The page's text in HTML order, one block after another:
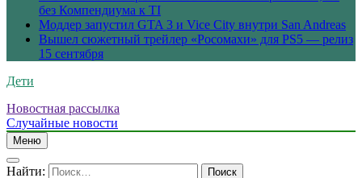
без Компендиума к TI
Моддер запустил GTA 3 и Vice City внутри San Andreas
Вышел сюжетный трейлер «Росомахи» для PS5 — релиз
15 сентября
Дети
Новостная рассылка
Случайные новости
Меню
Найти: